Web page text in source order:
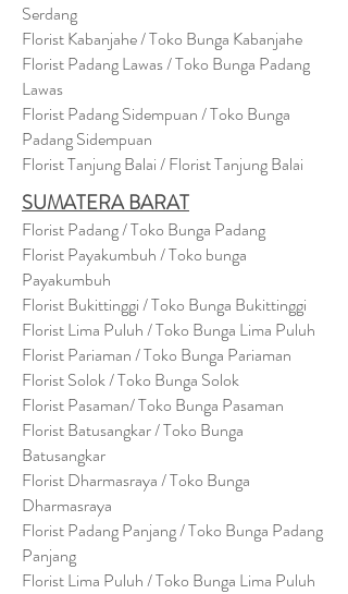
Serdang
Florist Kabanjahe / Toko Bunga Kabanjahe
Florist Padang Lawas / Toko Bunga Padang
Lawas
Florist Padang Sidempuan / Toko Bunga
Padang Sidempuan
Florist Tanjung Balai / Florist Tanjung Balai
SUMATERA BARAT
Florist Padang / Toko Bunga Padang
Florist Payakumbuh / Toko bunga
Payakumbuh
Florist Bukittinggi / Toko Bunga Bukittinggi
Florist Lima Puluh / Toko Bunga Lima Puluh
Florist Pariaman / Toko Bunga Pariaman
Florist Solok / Toko Bunga Solok
Florist Pasaman/ Toko Bunga Pasaman
Florist Batusangkar / Toko Bunga
Batusangkar
Florist Dharmasraya / Toko Bunga
Dharmasraya
Florist Padang Panjang / Toko Bunga Padang
Panjang
Florist Lima Puluh / Toko Bunga Lima Puluh